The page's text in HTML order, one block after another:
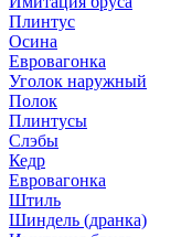
Плинтус
Осина
Евровагонка
Уголок наружный
Полок
Плинтусы
Слэбы
Кедр
Евровагонка
Штиль
Шиндель (дранка)